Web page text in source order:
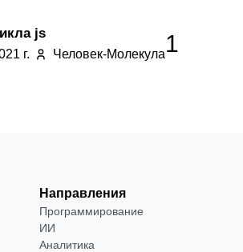
js
г. Человек-Молекула1
Направления
Программирование
ИИ
Аналитика